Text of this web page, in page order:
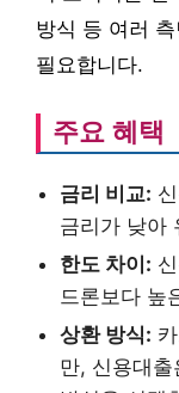
방식 등 여러
필요합니다.
주요 혜택
금리 비교:
금리가 낮아
한도 차이:
드론보다 높
상환 방식:
만, 신용대